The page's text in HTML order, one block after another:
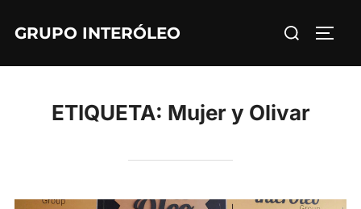
GRUPO INTERÓLEO Buscar:
ETIQUETA: Mujer y Olivar